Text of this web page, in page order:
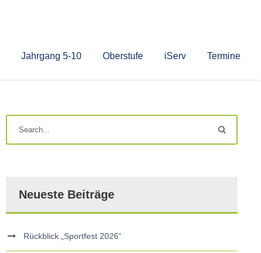
Jahrgang 5-10 Oberstufe iServ Termine
Neueste Beiträge
Rückblick „Sportfest 2026“